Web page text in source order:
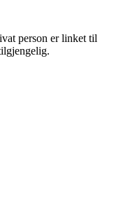
person er linket til